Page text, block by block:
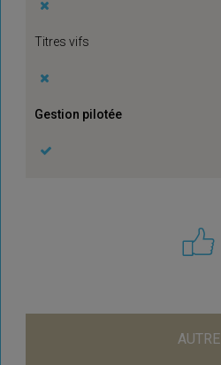
Titres vifs
Gestion pilotée
AUTRE